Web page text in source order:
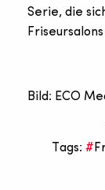
Serie, die
Bild: ECO
Tags: